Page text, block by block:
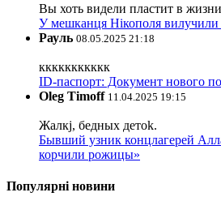
Вы хоть видели пластит в
У мешканця Нікополя вилучили
Рауль 08.05.2025 21:18
ккккккккккк
ID-паспорт: Документ нового
Oleg Timoff 11.04.2025 19:15
Жалкj, бедных детok.
Бывший узник концлагерей
корчили рожицы»
Популярні новини